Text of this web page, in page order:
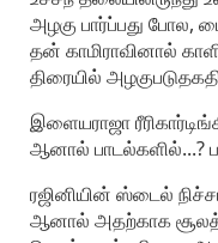
அழகு பார்ப்பது போல,
தன்‌ காமிராவினால்‌
திரையில்‌
இளையராஜா
ஆனால்‌ பாடல்களில்‌...?
ரஜினியின்‌ ஸ்டைல்‌
ஆனால்‌ அதற்காக